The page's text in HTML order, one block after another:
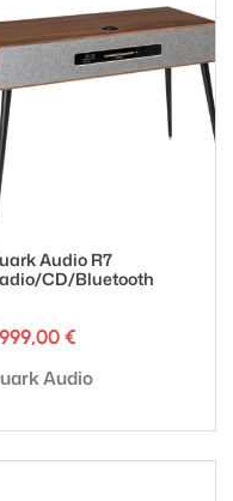
Audio R7
CD/Bluetooth
€
Audio